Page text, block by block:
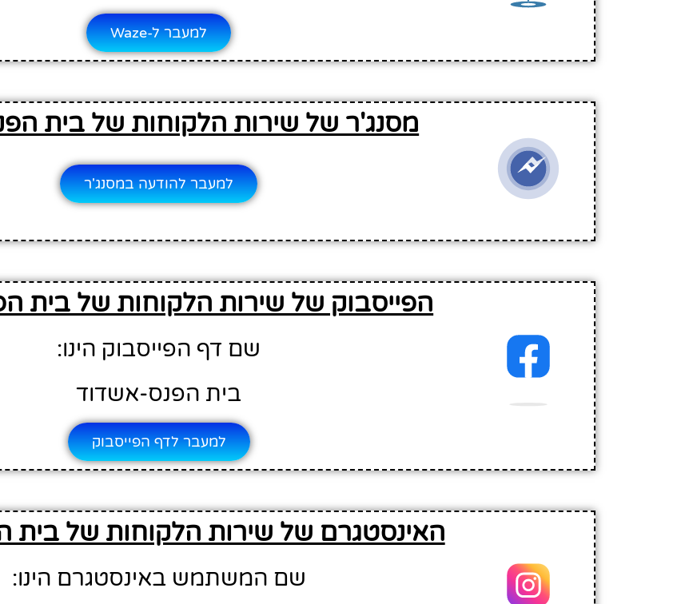
למעבר ל-Waze
מסנג'ר של שירות הלקוחות של בית
למעבר להודעה במסנג'ר
הפייסבוק של שירות הלקוחות של בית
שם דף הפייסבוק הינו:
בית הפנס-אשדוד
למעבר לדף הפייסבוק
האינסטגרם של שירות הלקוחות של בית
שם המשתמש באינסטגרם הינו: